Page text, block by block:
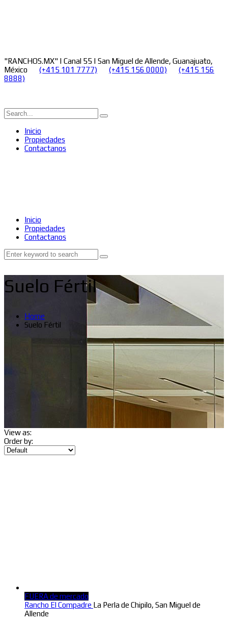
"RANCHOS.MX" | Canal 55 | San Miguel de Allende, Guanajuato,
México
(+415 101 7777) (+415 156 0000)
(+415 156
8888)
Inicio
Propiedades
Contactanos
Inicio
Propiedades
Contactanos
Suelo Fértil
Home
Suelo Fértil
View as:
Order by:
FUERA de mercado
Rancho El Compadre La Perla de Chipilo, San Miguel de
Allende